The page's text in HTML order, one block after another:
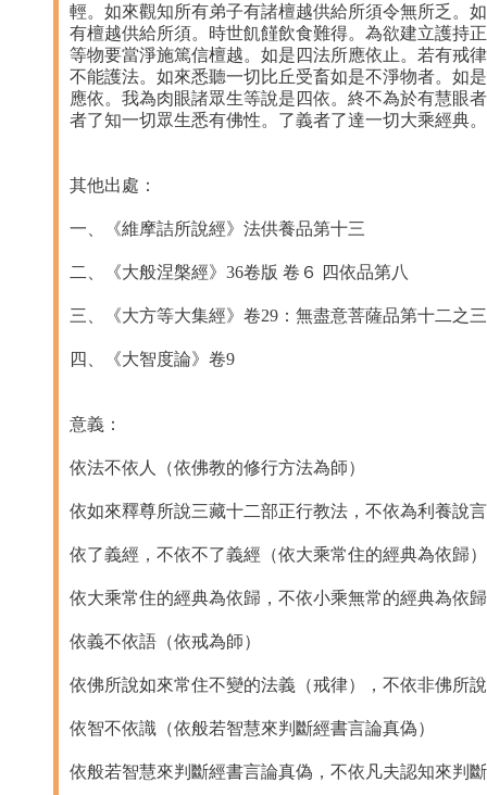
輕。如來觀知所有弟子有諸檀越供給所須令無所乏。
有檀越供給所須。時世飢饉飲食難得。為欲建立護持
等物要當淨施篤信檀越。如是四法所應依止。若有戒
不能護法。如來悉聽一切比丘受畜如是不淨物者。如
應依。我為肉眼諸眾生等說是四依。終不為於有慧眼
者了知一切眾生悉有佛性。了義者了達一切大乘經典。
其他出處：
一、《維摩詰所說經》法供養品第十三
二、《大般涅槃經》36卷版 卷６ 四依品第八
三、《大方等大集經》卷29：無盡意菩薩品第十二之三
四、《大智度論》卷9
意義：
依法不依人（依佛教的修行方法為師）
依如來釋尊所說三藏十二部正行教法，不依為利養說
依了義經，不依不了義經（依大乘常住的經典為依歸）
依大乘常住的經典為依歸，不依小乘無常的經典為依
依義不依語（依戒為師）
依佛所說如來常住不變的法義（戒律），不依非佛所
依智不依識（依般若智慧來判斷經書言論真偽）
依般若智慧來判斷經書言論真偽，不依凡夫認知來判